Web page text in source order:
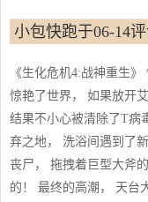
小包快跑于06-14评
《生化危机4:战神重生
惊艳了世界， 如果放开
结果不小心被清除了T病
弃之地， 洗浴间遇到了
丧尸， 拖拽着巨型大斧
的！ 最终的高潮， 天台